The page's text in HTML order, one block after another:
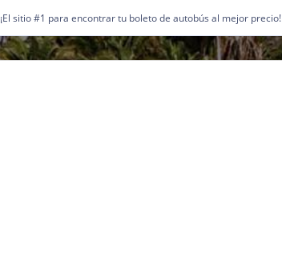
¡El sitio #1 para encontrar tu boleto de autobús al mejor precio!